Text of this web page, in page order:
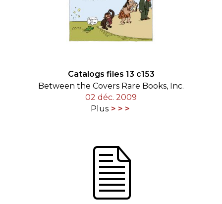
Catalogs files 13 c153
Between the Covers Rare Books, Inc.
02 déc. 2009
Plus